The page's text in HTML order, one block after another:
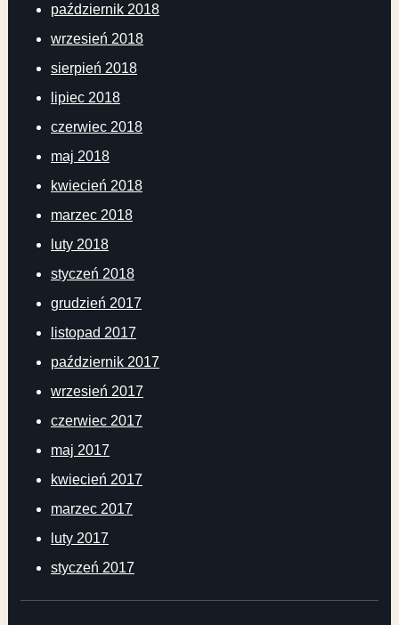
październik 2018
wrzesień 2018
sierpień 2018
lipiec 2018
czerwiec 2018
maj 2018
kwiecień 2018
marzec 2018
luty 2018
styczeń 2018
grudzień 2017
listopad 2017
październik 2017
wrzesień 2017
czerwiec 2017
maj 2017
kwiecień 2017
marzec 2017
luty 2017
styczeń 2017